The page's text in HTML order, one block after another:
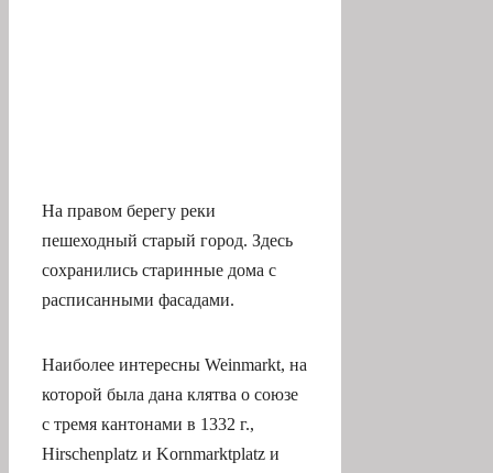
На правом берегу реки
пешеходный старый город. Здесь
сохранились старинные дома с
расписанными фасадами.
Наиболее интересны Weinmarkt, на
которой была дана клятва о союзе
с тремя кантонами в 1332 г.,
Hirschenplatz и Kornmarktplatz и